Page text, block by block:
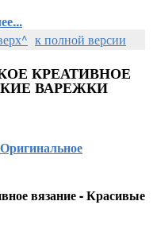
к полной версии
КРЕАТИВНОЕ
ВАРЕЖКИ
Оригинальное
вязание - Красивые